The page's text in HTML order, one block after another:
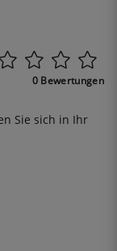
0 Bewertungen
Sie sich in Ihr